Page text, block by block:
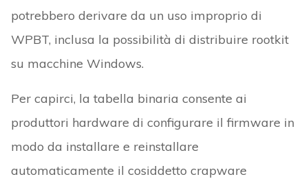
potrebbero derivare da un uso improprio di
WPBT, inclusa la possibilità di distribuire rootkit
su macchine Windows.
Per capirci, la tabella binaria consente ai
produttori hardware di configurare il firmware in
modo da installare e reinstallare
automaticamente il cosiddetto crapware